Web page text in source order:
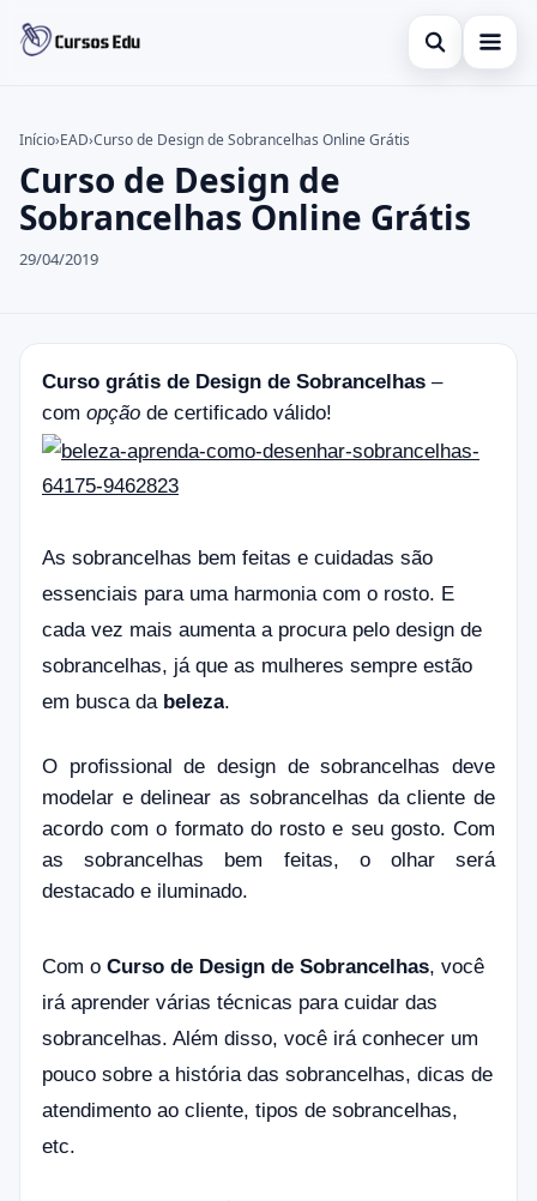
Abrir busca
Inglês
Idiomas
Buscar no site
Buscar por:
Pressione Enter para buscar ou ESC para fechar.
Início›EAD›Curso de Design de Sobrancelhas Online Grátis
Curso de Design de
Sobrancelhas Online Grátis
29/04/2019
Curso grátis de Design de Sobrancelhas –
com opção de certificado válido!
As sobrancelhas bem feitas e cuidadas são
essenciais para uma harmonia com o rosto. E
cada vez mais aumenta a procura pelo design de
sobrancelhas, já que as mulheres sempre estão
em busca da beleza.
O profissional de design de sobrancelhas deve
modelar e delinear as sobrancelhas da cliente de
acordo com o formato do rosto e seu gosto. Com
as sobrancelhas bem feitas, o olhar será
destacado e iluminado.
Com o Curso de Design de Sobrancelhas, você
irá aprender várias técnicas para cuidar das
sobrancelhas. Além disso, você irá conhecer um
pouco sobre a história das sobrancelhas, dicas de
atendimento ao cliente, tipos de sobrancelhas,
etc.